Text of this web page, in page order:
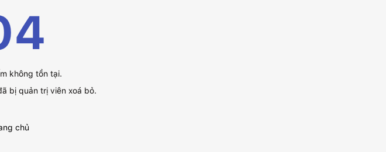
không tồn tại.
bị quản trị viên xoá bỏ.
chủ